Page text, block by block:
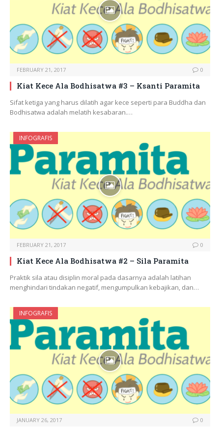
FEBRUARY 21, 2017 0
Kiat Kece Ala Bodhisatwa #3 – Ksanti Paramita
Sifat ketiga yang harus dilatih agar kece seperti para Buddha dan
Bodhisatwa adalah melatih kesabaran.…
INFOGRAFIS
FEBRUARY 21, 2017 0
Kiat Kece Ala Bodhisatwa #2 – Sila Paramita
Praktik sila atau disiplin moral pada dasarnya adalah latihan
menghindari tindakan negatif, mengumpulkan kebajikan, dan…
INFOGRAFIS
JANUARY 26, 2017 0